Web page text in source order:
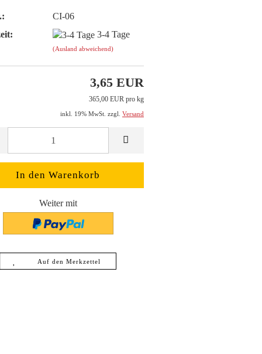
erstellen
vergessen?
CI-06
3-4 Tage
(Ausland abweichend)
3,65 EUR
365,00 EUR pro kg
inkl. 19% MwSt. zzgl. Versand
Weiter mit
Auf den Merkzettel